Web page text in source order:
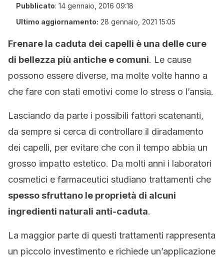
Pubblicato: 14 gennaio, 2016 09:18
Ultimo aggiornamento: 28 gennaio, 2021 15:05
Frenare la caduta dei capelli è una delle cure
di bellezza più antiche e comuni. Le cause
possono essere diverse, ma molte volte hanno a
che fare con stati emotivi come lo stress o l’ansia.
Lasciando da parte i possibili fattori scatenanti,
da sempre si cerca di controllare il diradamento
dei capelli, per evitare che con il tempo abbia un
grosso impatto estetico. Da molti anni i laboratori
cosmetici e farmaceutici studiano trattamenti che
spesso sfruttano le proprietà di alcuni
ingredienti naturali anti-caduta.
La maggior parte di questi trattamenti rappresenta
un piccolo investimento e richiede un’applicazione